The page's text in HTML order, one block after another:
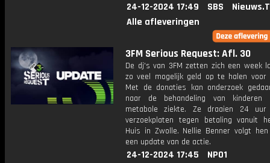
24-12-2024 17:49 SBS
Alle afleveringen
3FM Serious Request: Afl. 30
De dj's van 3FM zetten zich een week
zo veel mogelijk geld op te halen voor
Met de donaties kan onderzoek
naar de behandeling van kinderen
metabole ziekte. Ze draaien 24
verzoekplaten tegen betaling vanuit
Huis in Zwolle. Nellie Benner volgt
een update van de actie.
24-12-2024 17:45
NPO1